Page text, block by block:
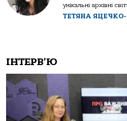
унікальні архівні
ТЕТЯНА
ІНТЕРВ'Ю